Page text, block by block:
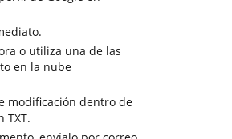
o utiliza una de las
en la nube
modificación dentro de
TXT.